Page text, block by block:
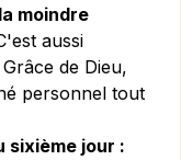
moindre
aussi
de Dieu,
personnel tout
sixième jour :